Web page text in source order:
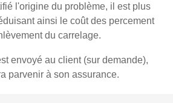
l'origine du problème, il est plus
ainsi le coût des percement
du carrelage.
envoyé au client (sur demande),
parvenir à son assurance.